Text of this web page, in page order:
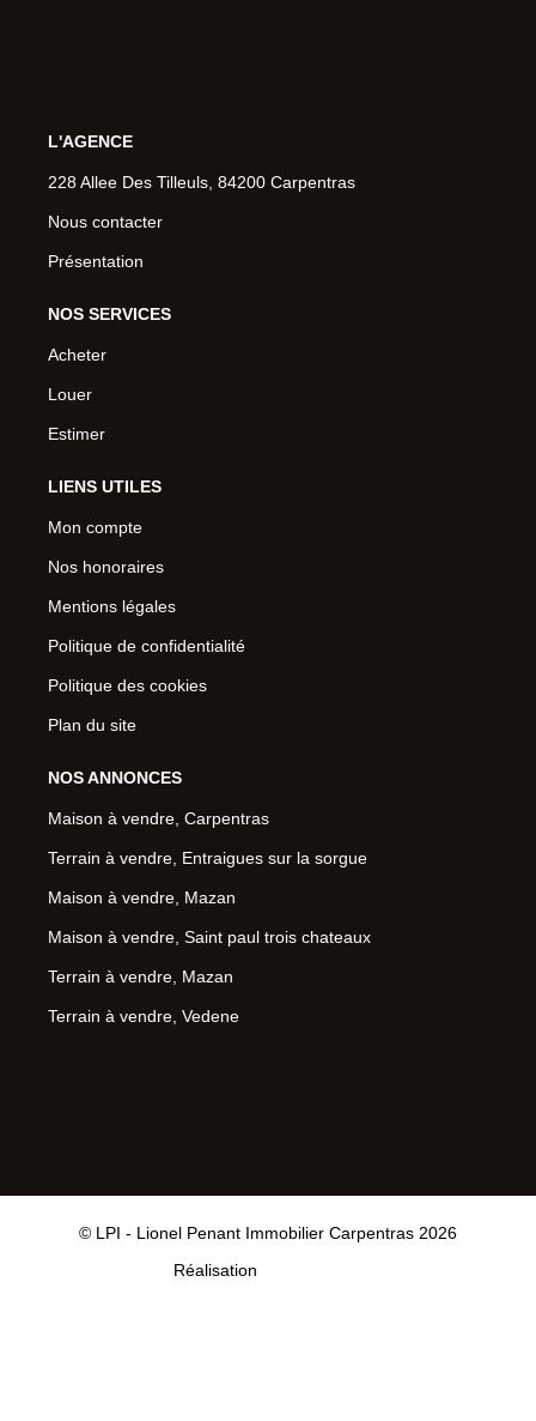
L'AGENCE
228 Allee Des Tilleuls, 84200 Carpentras
Nous contacter
Présentation
NOS SERVICES
Acheter
Louer
Estimer
LIENS UTILES
Mon compte
Nos honoraires
Mentions légales
Politique de confidentialité
Politique des cookies
Plan du site
NOS ANNONCES
Maison à vendre, Carpentras
Terrain à vendre, Entraigues sur la sorgue
Maison à vendre, Mazan
Maison à vendre, Saint paul trois chateaux
Terrain à vendre, Mazan
Terrain à vendre, Vedene
© LPI - Lionel Penant Immobilier Carpentras 2026
Réalisation